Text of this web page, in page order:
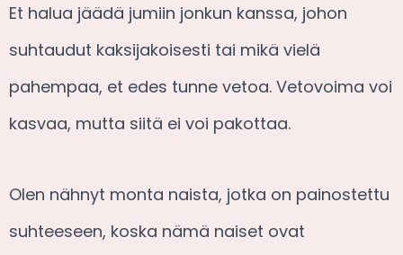
Et halua jäädä jumiin jonkun kanssa, johon
suhtaudut kaksijakoisesti tai mikä vielä
pahempaa, et edes tunne vetoa. Vetovoima voi
kasvaa, mutta siitä ei voi pakottaa.
Olen nähnyt monta naista, jotka on painostettu
suhteeseen, koska nämä naiset ovat